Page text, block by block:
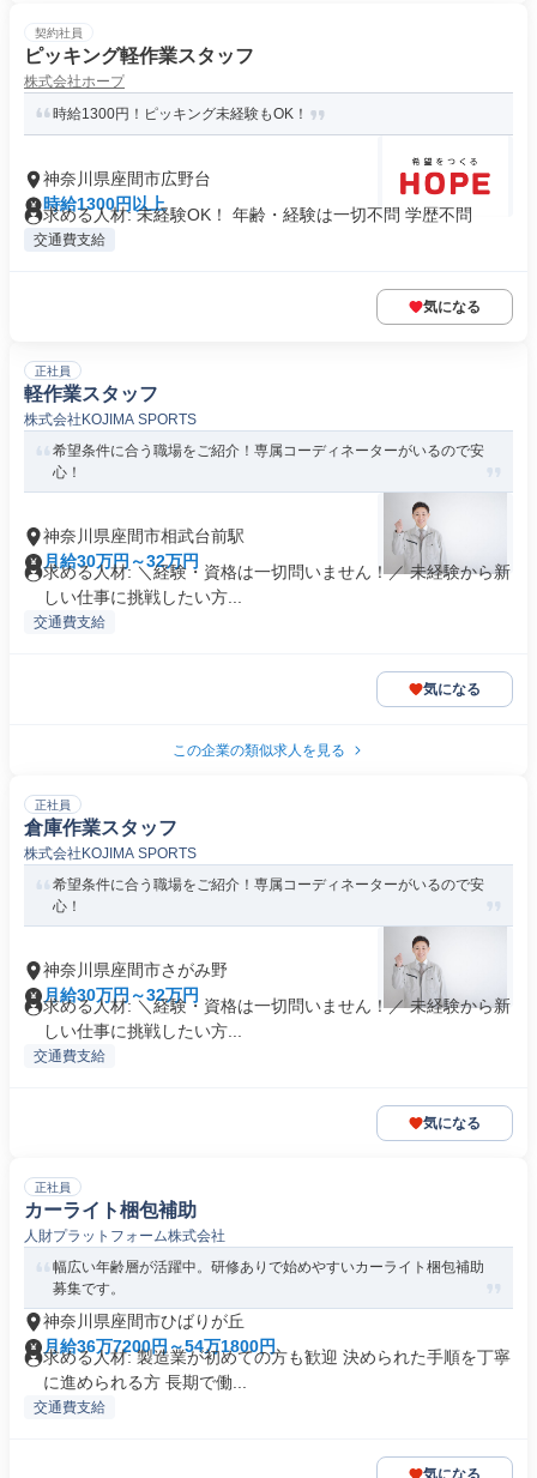
契約社員
ピッキング軽作業スタッフ
株式会社ホープ
時給1300円！ピッキング未経験もOK！
神奈川県座間市広野台
時給1300円以上
求める人材: 未経験OK！ 年齢・経験は一切不問 学歴不問
交通費支給
気になる
正社員
軽作業スタッフ
株式会社KOJIMA SPORTS
希望条件に合う職場をご紹介！専属コーディネーターがいるので安
心！
神奈川県座間市相武台前駅
月給30万円～32万円
求める人材: ＼経験・資格は一切問いません！／ 未経験から新
しい仕事に挑戦したい方...
交通費支給
気になる
この企業の類似求人を見る
正社員
倉庫作業スタッフ
株式会社KOJIMA SPORTS
希望条件に合う職場をご紹介！専属コーディネーターがいるので安
心！
神奈川県座間市さがみ野
月給30万円～32万円
求める人材: ＼経験・資格は一切問いません！／ 未経験から新
しい仕事に挑戦したい方...
交通費支給
気になる
正社員
カーライト梱包補助
人財プラットフォーム株式会社
幅広い年齢層が活躍中。研修ありで始めやすいカーライト梱包補助
募集です。
神奈川県座間市ひばりが丘
月給36万7200円～54万1800円
求める人材: 製造業が初めての方も歓迎 決められた手順を丁寧
に進められる方 長期で働...
交通費支給
気になる